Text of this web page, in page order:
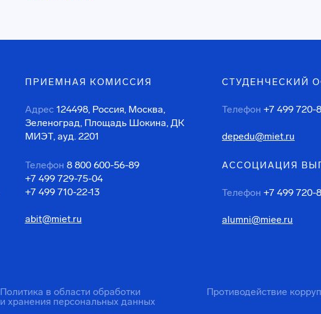
ПРИЕМНАЯ КОМИССИЯ
Адрес 124498, Россия, Москва,
Зеленоград, Площадь Шокина, ДК
МИЭТ, ауд. 2201
Телефон 8 800 600-56-89
+7 499 729-75-04
+7 499 710-22-13
abit@miet.ru
СТУДЕНЧЕСКИЙ
Телефон +7 499 720-
depedu@miet.ru
АССОЦИАЦИЯ
Телефон +7 499 720-
alumni@miee.ru
Политика в области обработки
и хранения персональных данных
Противодействие